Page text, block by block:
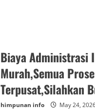
Biaya Administrasi
Murah,Semua
Terpusat,Silahkan
himpunan info May 24,